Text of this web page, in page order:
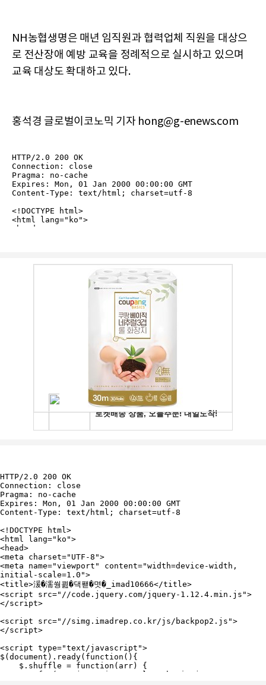
NH농협생명은 매년 임직원과 협력업체 직원을 대상으
로 전산장애 예방 교육을 정례적으로 실시하고 있으며
교육 대상도 확대하고 있다.
홍석경 글로벌이코노믹 기자 hong@g-enews.com